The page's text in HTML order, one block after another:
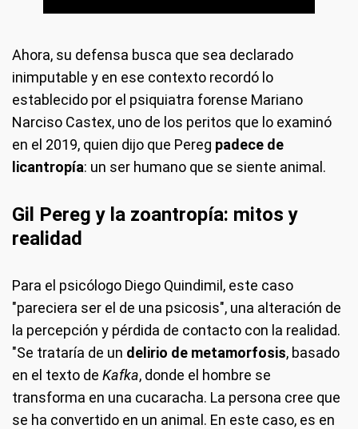
Ahora, su defensa busca que sea declarado
inimputable y en ese contexto recordó lo
establecido por el psiquiatra forense Mariano
Narciso Castex, uno de los peritos que lo examinó
en el 2019, quien dijo que Pereg padece de
licantropía: un ser humano que se siente animal.
Gil Pereg y la zoantropía: mitos y
realidad
Para el psicólogo Diego Quindimil, este caso
"pareciera ser el de una psicosis", una alteración de
la percepción y pérdida de contacto con la realidad.
"Se trataría de un delirio de metamorfosis, basado
en el texto de Kafka, donde el hombre se
transforma en una cucaracha. La persona cree que
se ha convertido en un animal. En este caso, es en